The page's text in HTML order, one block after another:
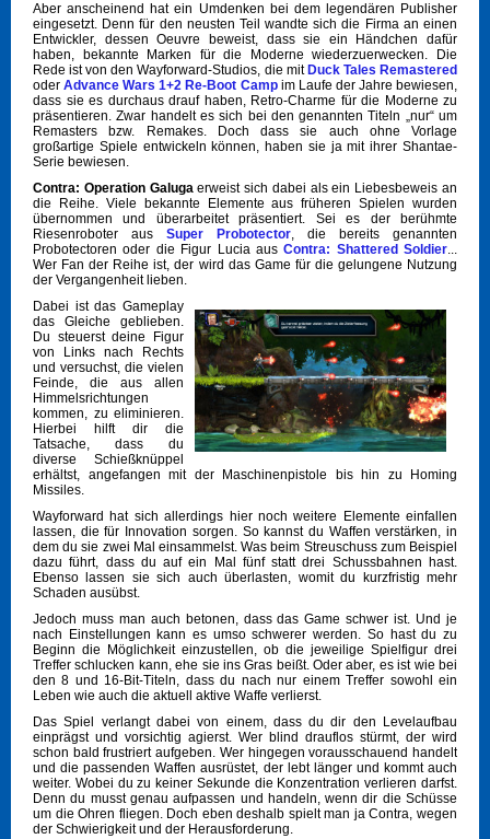
Aber anscheinend hat ein Umdenken bei dem legendären Publisher
eingesetzt. Denn für den neusten Teil wandte sich die Firma an einen
Entwickler, dessen Oeuvre beweist, dass sie ein Händchen dafür
haben, bekannte Marken für die Moderne wiederzuerwecken. Die
Rede ist von den Wayforward-Studios, die mit Duck Tales Remastered
oderAdvance Wars 1+2 Re-Boot Campim Laufe der Jahre bewiesen,
dass sie es durchaus drauf haben, Retro-Charme für die Moderne zu
präsentieren. Zwar handelt es sich bei den genannten Titeln „nur“ um
Remasters bzw. Remakes. Doch dass sie auch ohne Vorlage
großartige Spiele entwickeln können, haben sie ja mit ihrer Shantae-
Serie bewiesen.
Contra: Operation Galugaerweist sich dabei als ein Liebesbeweis an
die Reihe. Viele bekannte Elemente aus früheren Spielen wurden
übernommen und überarbeitet präsentiert. Sei es der berühmte
Riesenroboter aus Super Probotector, die bereits genannten
Probotectoren oder die Figur Lucia ausContra: Shattered Soldier...
Wer Fan der Reihe ist, der wird das Game für die gelungene Nutzung
der Vergangenheit lieben.
Dabei ist das Gameplay
das Gleiche geblieben.
Du steuerst deine Figur
von Links nach Rechts
und versuchst, die vielen
Feinde, die aus allen
Himmelsrichtungen
kommen, zu eliminieren.
Hierbei hilft dir die
Tatsache, dass du
diverse Schießknüppel
erhältst, angefangen mit der Maschinenpistole bis hin zu Homing
Missiles.
Wayforward hat sich allerdings hier noch weitere Elemente einfallen
lassen, die für Innovation sorgen. So kannst du Waffen verstärken, in
dem du sie zwei Mal einsammelst. Was beim Streuschuss zum Beispiel
dazu führt, dass du auf ein Mal fünf statt drei Schussbahnen hast.
Ebenso lassen sie sich auch überlasten, womit du kurzfristig mehr
Schaden ausübst.
Jedoch muss man auch betonen, dass das Game schwer ist. Und je
nach Einstellungen kann es umso schwerer werden. So hast du zu
Beginn die Möglichkeit einzustellen, ob die jeweilige Spielfigur drei
Treffer schlucken kann, ehe sie ins Gras beißt. Oder aber, es ist wie bei
den 8 und 16-Bit-Titeln, dass du nach nur einem Treffer sowohl ein
Leben wie auch die aktuell aktive Waffe verlierst.
Das Spiel verlangt dabei von einem, dass du dir den Levelaufbau
einprägst und vorsichtig agierst. Wer blind drauflos stürmt, der wird
schon bald frustriert aufgeben. Wer hingegen vorausschauend handelt
und die passenden Waffen ausrüstet, der lebt länger und kommt auch
weiter. Wobei du zu keiner Sekunde die Konzentration verlieren darfst.
Denn du musst genau aufpassen und handeln, wenn dir die Schüsse
um die Ohren fliegen. Doch eben deshalb spielt man ja Contra, wegen
der Schwierigkeit und der Herausforderung.